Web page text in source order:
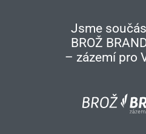
Jsme
BROŽ
– zázemí pro